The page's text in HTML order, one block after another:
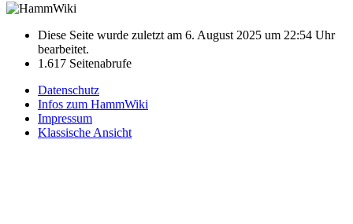
Diese Seite wurde zuletzt am 6. August 2025 um 22:54 Uhr
bearbeitet.
1.617 Seitenabrufe
Datenschutz
Infos zum HammWiki
Impressum
Klassische Ansicht